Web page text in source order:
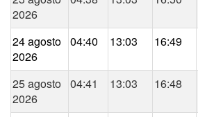
2026
24 agosto
2026
04:40 13:03 16:49
25 agosto
2026
04:41 13:03 16:48